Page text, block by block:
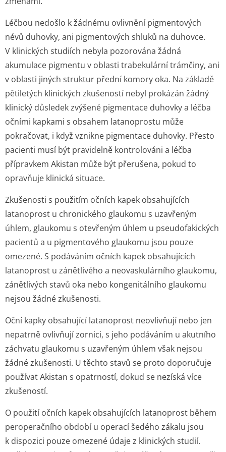
Léčbou nedošlo k žádnému ovlivnění pigmentových
névů duhovky, ani pigmentových shluků na duhovce.
V klinických studiích nebyla pozorována žádná
akumulace pigmentu v oblasti trabekulární trámčiny, ani
v oblasti jiných struktur přední komory oka. Na základě
pětiletých klinických zkušeností nebyl prokázán žádný
klinický důsledek zvýšené pigmentace duhovky a léčba
očními kapkami s obsahem latanoprostu může
pokračovat, i když vznikne pigmentace duhovky. Přesto
pacienti musí být pravidelně kontrolováni a léčba
přípravkem Akistan může být přerušena, pokud to
opravňuje klinická situace.
Zkušenosti s použitím očních kapek obsahujících
latanoprost u chronického glaukomu s uzavřeným
úhlem, glaukomu s otevřeným úhlem u pseudofakických
pacientů a u pigmentového glaukomu jsou pouze
omezené. S podáváním očních kapek obsahujících
latanoprost u zánětlivého a neovaskulárního glaukomu,
zánětlivých stavů oka nebo kongenitálního glaukomu
nejsou žádné zkušenosti.
Oční kapky obsahující latanoprost neovlivňují nebo jen
nepatrně ovlivňují zornici, s jeho podáváním u akutního
záchvatu glaukomu s uzavřeným úhlem však nejsou
žádné zkušenosti. U těchto stavů se proto doporučuje
používat Akistan s opatrností, dokud se nezíská více
zkušeností.
O použití očních kapek obsahujících latanoprost během
peroperačního období u operací šedého zákalu jsou
k dispozici pouze omezené údaje z klinických studií.